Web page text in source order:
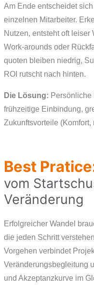
Am Ende entscheidet
einzelnen Mitarbeiter.
Nutzen, entsteht oft leiser
Work-arounds oder
quoten bleiben niedrig,
ROI rutscht nach hinten.
Die Lösung:
frühzeitige Einbindung,
Zukunfts­vorteile
Best
vom
Veränderung
Erfolgreicher Wandel
die jeden Schritt
Vorgehen verbindet
Veränderungs­begleitung
und Akzeptanzkurve im